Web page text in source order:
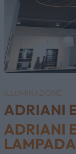
ILLUMINAZIONE
ADRIANI
ADRIANI